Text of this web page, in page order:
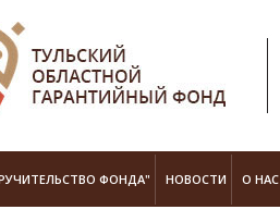
ФОНДА" НОВОСТИ О НАС